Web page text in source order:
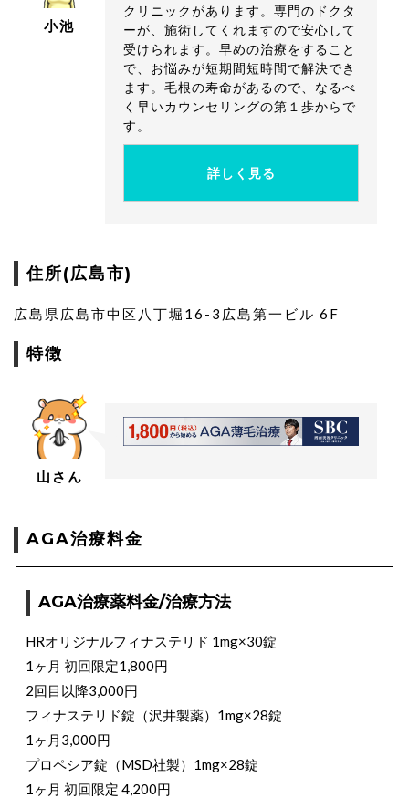
小池
クリニックがあります。専門のドクタ
ーが、施術してくれますので安心して
受けられます。早めの治療をすること
で、お悩みが短期間短時間で解決でき
ます。毛根の寿命があるので、なるべ
く早いカウンセリングの第１歩からで
す。
詳しく見る
住所(広島市)
広島県広島市中区八丁堀16-3広島第一ビル 6F
特徴
山さん
AGA治療料金
AGA治療薬料金/治療方法
HRオリジナルフィナステリド 1mg×30錠
1ヶ月 初回限定1,800円
2回目以降3,000円
フィナステリド錠（沢井製薬）1mg×28錠
1ヶ月3,000円
プロペシア錠（MSD社製）1mg×28錠
1ヶ月 初回限定 4,200円